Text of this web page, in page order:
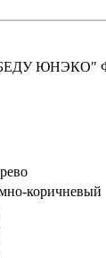
ЮНЭКО"
коричневый